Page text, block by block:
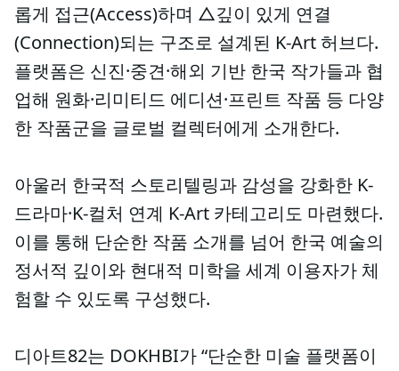
롭게 접근(Access)하며 △깊이 있게 연결
(Connection)되는 구조로 설계된 K-Art 허브다.
플랫폼은 신진·중견·해외 기반 한국 작가들과 협
업해 원화·리미티드 에디션·프린트 작품 등 다양
한 작품군을 글로벌 컬렉터에게 소개한다.
아울러 한국적 스토리텔링과 감성을 강화한 K-
드라마·K-컬처 연계 K-Art 카테고리도 마련했다.
이를 통해 단순한 작품 소개를 넘어 한국 예술의
정서적 깊이와 현대적 미학을 세계 이용자가 체
험할 수 있도록 구성했다.
디아트82는 DOKHBI가 “단순한 미술 플랫폼이